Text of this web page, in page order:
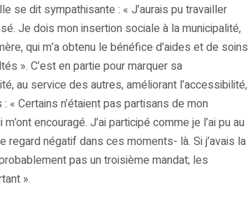
se dit sympathisante : « J’aurais pu travailler
Je dois mon insertion sociale à la municipalité,
qui m’a obtenu le bénéfice d’aides et de soins
». C’est en partie pour marquer sa
au service des autres, améliorant l’accessibilité,
Certains n’étaient pas partisans de mon
encouragé. J’ai participé comme je l’ai pu au
négatif dans ces moments- là. Si j’avais la
pas un troisième mandat; les
».